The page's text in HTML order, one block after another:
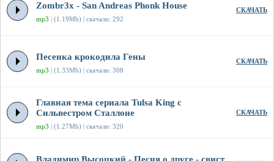
Zombr3x - San Andreas Phonk House
mp3 | (1.19Mb) | скачали: 292
СКАЧАТЬ
Песенка крокодила Гены
mp3 | (1.33Mb) | скачали: 308
СКАЧАТЬ
Главная тема сериала Tulsa King с
Сильвестром Сталлоне
mp3 | (1.27Mb) | скачали: 320
СКАЧАТЬ